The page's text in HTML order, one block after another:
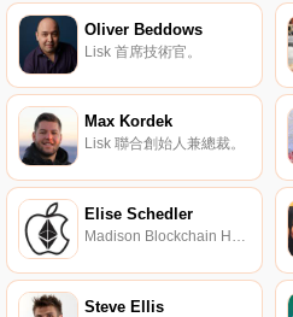
Oliver Beddows
Lisk 首席技術官。
Max Kordek
Lisk 聯合創始人兼總裁。
Elise Schedler
Madison Blockchain Hackathon 聯合創始人。
Steve Ellis